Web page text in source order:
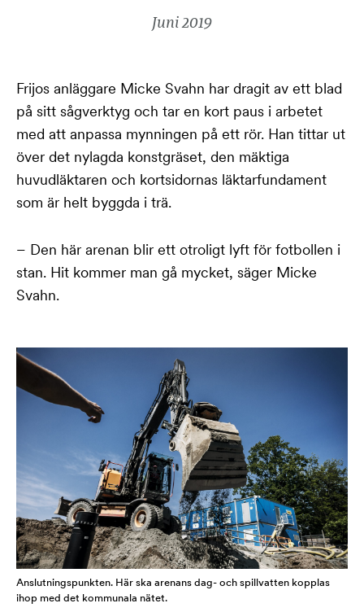
Juni 2019
Frijos anläggare Micke Svahn har dragit av ett blad
på sitt sågverktyg och tar en kort paus i arbetet
med att anpassa mynningen på ett rör. Han tittar ut
över det nylagda konstgräset, den mäktiga
huvudläktaren och kortsidornas läktarfundament
som är helt byggda i trä.
– Den här arenan blir ett otroligt lyft för fotbollen i
stan. Hit kommer man gå mycket, säger Micke
Svahn.
Anslutningspunkten. Här ska arenans dag- och spillvatten kopplas
ihop med det kommunala nätet.